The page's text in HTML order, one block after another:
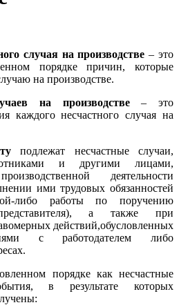
случая на производстве– это
порядке причин, которые
на производстве.
на производстве– это
каждого несчастного случая на
подлежат несчастные случаи,
и другими лицами,
деятельности
ими трудовых обязанностей
либо работы по поручению
а также при
действий,обусловленных
с работодателем либо
порядке как несчастные
в результате которых